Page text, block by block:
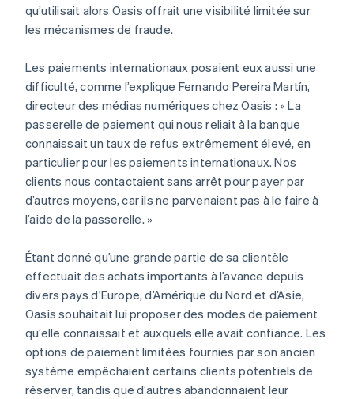
qu’utilisait alors Oasis offrait une visibilité limitée sur
les mécanismes de fraude.
Les paiements internationaux posaient eux aussi une
difficulté, comme l’explique Fernando Pereira Martín,
directeur des médias numériques chez Oasis : « La
passerelle de paiement qui nous reliait à la banque
connaissait un taux de refus extrêmement élevé, en
particulier pour les paiements internationaux. Nos
clients nous contactaient sans arrêt pour payer par
d’autres moyens, car ils ne parvenaient pas à le faire à
l’aide de la passerelle. »
Étant donné qu’une grande partie de sa clientèle
effectuait des achats importants à l’avance depuis
divers pays d’Europe, d’Amérique du Nord et d’Asie,
Oasis souhaitait lui proposer des modes de paiement
qu’elle connaissait et auxquels elle avait confiance. Les
options de paiement limitées fournies par son ancien
système empêchaient certains clients potentiels de
réserver, tandis que d’autres abandonnaient leur